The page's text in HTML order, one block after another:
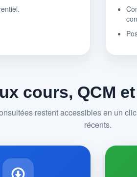
cours, QCM
restent accessibles en un
récents.